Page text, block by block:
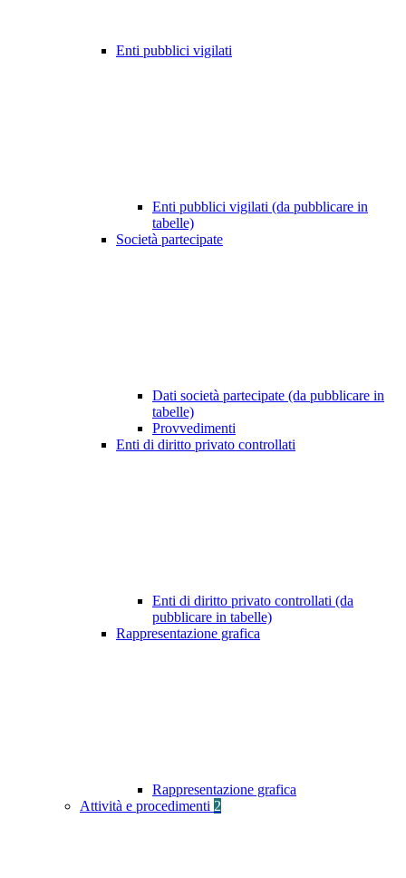
Enti pubblici vigilati
Enti pubblici vigilati (da pubblicare in
tabelle)
Società partecipate
Dati società partecipate (da pubblicare in
tabelle)
Provvedimenti
Enti di diritto privato controllati
Enti di diritto privato controllati (da
pubblicare in tabelle)
Rappresentazione grafica
Rappresentazione grafica
Attività e procedimenti 2